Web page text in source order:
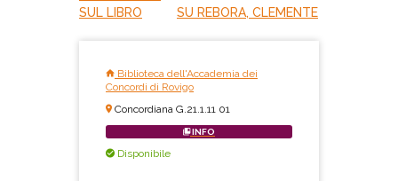
SUL LIBRO
SU REBORA, CLEMENTE
Biblioteca dell'Accademia dei
Concordi di Rovigo
Concordiana G.21.1.11 01
INFO
Disponibile